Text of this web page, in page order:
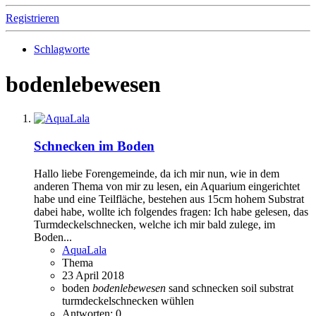
Registrieren
Schlagworte
bodenlebewesen
Schnecken im Boden
Hallo liebe Forengemeinde, da ich mir nun, wie in dem
anderen Thema von mir zu lesen, ein Aquarium eingerichtet
habe und eine Teilfläche, bestehen aus 15cm hohem Substrat
dabei habe, wollte ich folgendes fragen: Ich habe gelesen, das
Turmdeckelschnecken, welche ich mir bald zulege, im
Boden...
AquaLala
Thema
23 April 2018
boden bodenlebewesen sand schnecken soil substrat
turmdeckelschnecken wühlen
Antworten: 0